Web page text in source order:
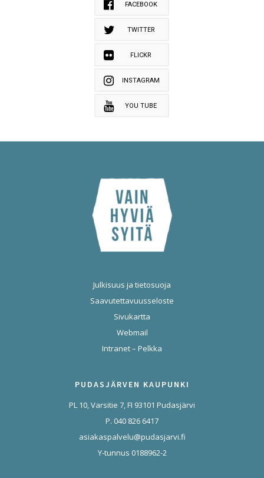
FACEBOOK
TWITTER
FLICKR
INSTAGRAM
YOU TUBE
Julkisuus ja tietosuoja
Saavutettavuusseloste
Sivukartta
Webmail
Intranet – Pelkka
PUDASJÄRVEN KAUPUNKI
PL 10, Varsitie 7, FI 93101 Pudasjärvi
P. 040 826 6417
asiakaspalvelu@pudasjarvi.fi
Y-tunnus 0188962-2